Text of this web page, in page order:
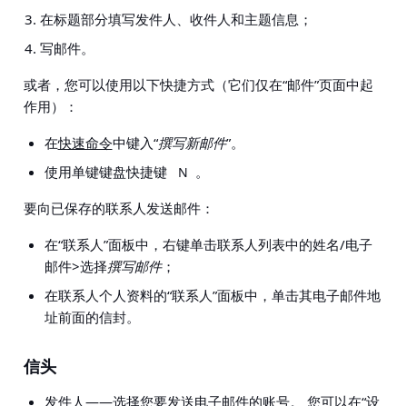
在标题部分填写发件人、收件人和主题信息；
写邮件。
或者，您可以使用以下快捷方式（它们仅在“邮件”页面中起
作用）：
在快速命令中键入“撰写新邮件”。
使用单键键盘快捷键
N 。
要向已保存的联系人发送邮件：
在“联系人”面板中，右键单击联系人列表中的姓名/电子
邮件>选择撰写邮件；
在联系人个人资料的“联系人”面板中，单击其电子邮件地
址前面的信封。
信头
发件人——选择您要发送电子邮件的账号。 您可以在“设